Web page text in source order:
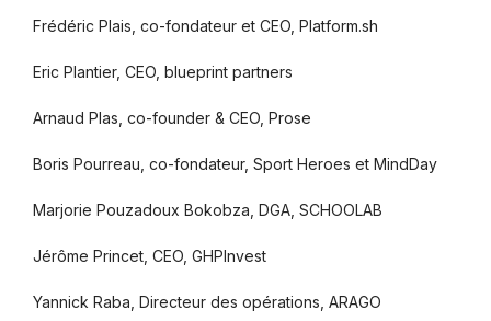
Frédéric Plais, co-fondateur et CEO, Platform.sh
Eric Plantier, CEO, blueprint partners
Arnaud Plas, co-founder & CEO, Prose
Boris Pourreau, co-fondateur, Sport Heroes et MindDay
Marjorie Pouzadoux Bokobza, DGA, SCHOOLAB
Jérôme Princet, CEO, GHPInvest
Yannick Raba, Directeur des opérations, ARAGO